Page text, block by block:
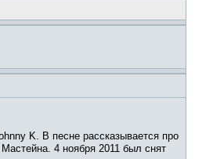
K. В песне рассказывается про
4 ноября 2011 был снят